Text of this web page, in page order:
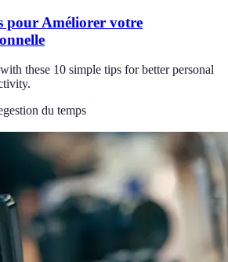
pour Améliorer votre
these 10 simple tips for better personal
gestion du temps